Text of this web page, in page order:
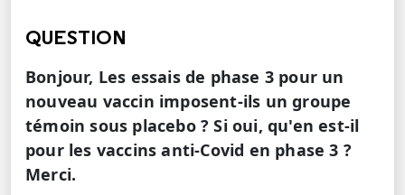
QUESTION
Bonjour, Les essais de phase 3 pour un
nouveau vaccin imposent-ils un groupe
témoin sous placebo ? Si oui, qu'en est-il
pour les vaccins anti-Covid en phase 3 ?
Merci.